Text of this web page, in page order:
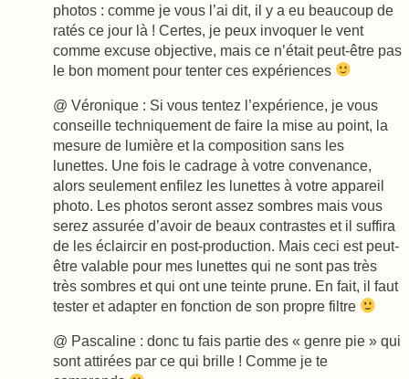
photos : comme je vous l’ai dit, il y a eu beaucoup de
ratés ce jour là ! Certes, je peux invoquer le vent
comme excuse objective, mais ce n’était peut-être pas
le bon moment pour tenter ces expériences
@ Véronique : Si vous tentez l’expérience, je vous
conseille techniquement de faire la mise au point, la
mesure de lumière et la composition sans les
lunettes. Une fois le cadrage à votre convenance,
alors seulement enfilez les lunettes à votre appareil
photo. Les photos seront assez sombres mais vous
serez assurée d’avoir de beaux contrastes et il suffira
de les éclaircir en post-production. Mais ceci est peut-
être valable pour mes lunettes qui ne sont pas très
très sombres et qui ont une teinte prune. En fait, il faut
tester et adapter en fonction de son propre filtre
@ Pascaline : donc tu fais partie des « genre pie » qui
sont attirées par ce qui brille ! Comme je te